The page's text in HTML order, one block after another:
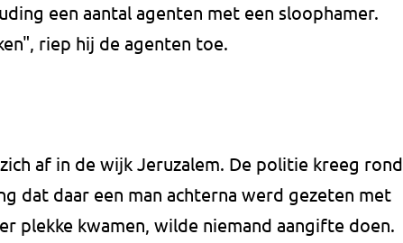
een aantal agenten met een sloophamer.
riep hij de agenten toe.
af in de wijk Jeruzalem. De politie kreeg rond
dat daar een man achterna werd gezeten met
plekke kwamen, wilde niemand aangifte doen.